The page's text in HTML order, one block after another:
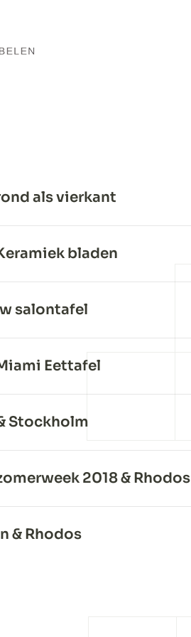
als vierkant
bladen
salontafel
Eettafel
Stockholm
2018 & Rhodos
& Rhodos